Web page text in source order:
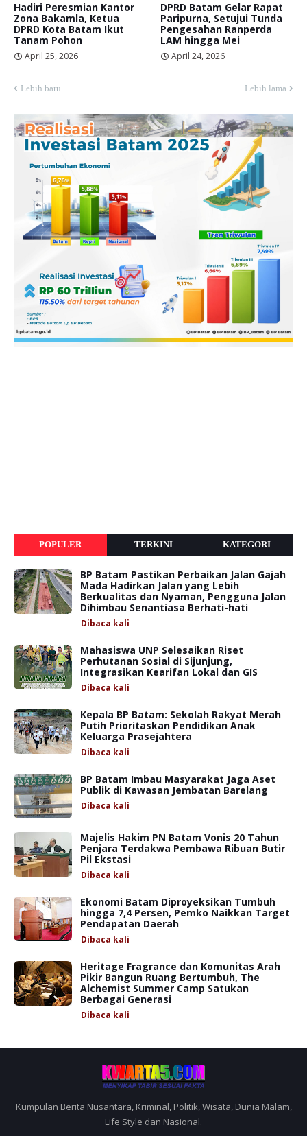
Hadiri Peresmian Kantor
Zona Bakamla, Ketua
DPRD Kota Batam Ikut
Tanam Pohon
April 25, 2026
DPRD Batam Gelar Rapat
Paripurna, Setujui Tunda
Pengesahan Ranperda
LAM hingga Mei
April 24, 2026
Lebih baru Lebih lama
POPULER TERKINI KATEGORI
BP Batam Pastikan Perbaikan Jalan Gajah
Mada Hadirkan Jalan yang Lebih
Berkualitas dan Nyaman, Pengguna Jalan
Dihimbau Senantiasa Berhati-hati
Dibaca kali
Mahasiswa UNP Selesaikan Riset
Perhutanan Sosial di Sijunjung,
Integrasikan Kearifan Lokal dan GIS
Dibaca kali
Kepala BP Batam: Sekolah Rakyat Merah
Putih Prioritaskan Pendidikan Anak
Keluarga Prasejahtera
Dibaca kali
BP Batam Imbau Masyarakat Jaga Aset
Publik di Kawasan Jembatan Barelang
Dibaca kali
Majelis Hakim PN Batam Vonis 20 Tahun
Penjara Terdakwa Pembawa Ribuan Butir
Pil Ekstasi
Dibaca kali
Ekonomi Batam Diproyeksikan Tumbuh
hingga 7,4 Persen, Pemko Naikkan Target
Pendapatan Daerah
Dibaca kali
Heritage Fragrance dan Komunitas Arah
Pikir Bangun Ruang Bertumbuh, The
Alchemist Summer Camp Satukan
Berbagai Generasi
Dibaca kali
Kumpulan Berita Nusantara, Kriminal, Politik, Wisata, Dunia Malam,
Life Style dan Nasional.